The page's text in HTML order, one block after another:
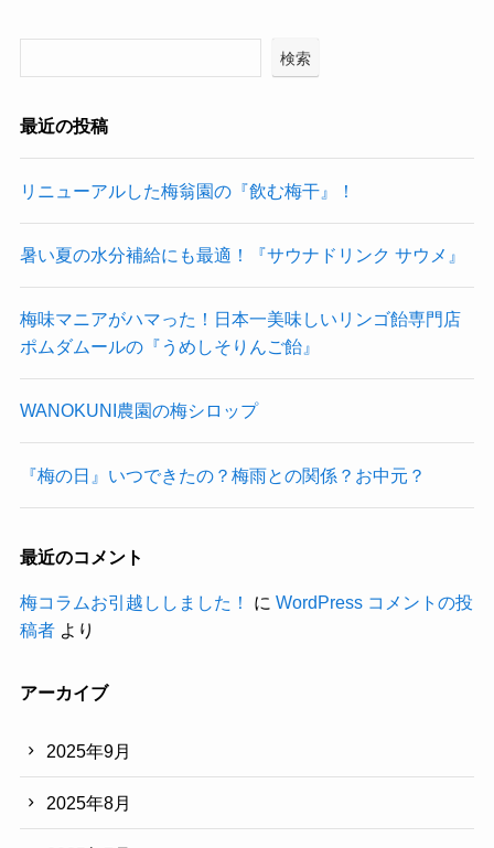
検索
最近の投稿
リニューアルした梅翁園の『飲む梅干』！
暑い夏の水分補給にも最適！『サウナドリンク サウメ』
梅味マニアがハマった！日本一美味しいリンゴ飴専門店
ポムダムールの『うめしそりんご飴』
WANOKUNI農園の梅シロップ
『梅の日』いつできたの？梅雨との関係？お中元？
最近のコメント
梅コラムお引越ししました！ に WordPress コメントの投
稿者より
アーカイブ
2025年9月
2025年8月